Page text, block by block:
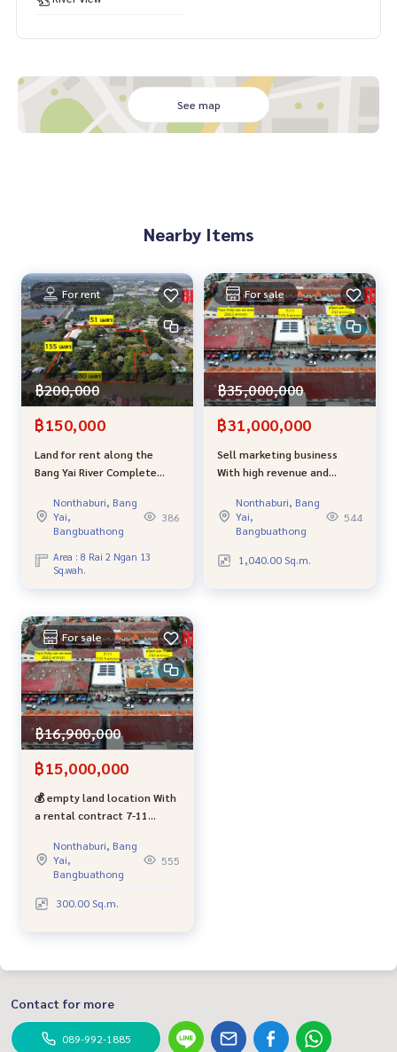
* ห่าง มหาวิทยาลัยมหิดล เพียง 7.4 กม.
📍 แผนที่:
https://maps.app.goo.gl/ZCTTiXUrnhrPpmUa9
💰 ราคาขายรวมสิ่งปลูกสร้างทั้งหมด 99,000,000 บาท
#ที่ดินติดแม่น้ำ #ที่ดินบางใหญ่ #ที่ดินริมแม่น้ำ #WellnessRe
ารลงทุน #ที่ดินแปลงใหญ่ #BestPropertyCenter #รับฝากขา
ยอสังหาริมทรัพย์ #ผู้เชี่ยวชาญงานขายอสังหาริมทรัพย์ #อยาก
ขายอสังหาฯให้โอ๋ช่วยขายง่ายกว่า
See map
Nearby Items
For rent
฿200,000
฿150,000
Land for rent along the
Bang Yai River Complete
Wellness / Resort or rental
house, width next to the
river, 80 meters.
Nonthaburi, Bang
Yai,
Bangbuathong
386
Area : 8 Rai 2 Ngan 13
Sq.wah.
For sale
฿35,000,000
฿31,000,000
Sell ​​marketing business
With high revenue and
Stalls near Kasinthorn St.
Peter School
Nonthaburi, Bang
Yai,
Bangbuathong
544
1,040.00 Sq.m.
For sale
฿16,900,000
฿15,000,000
💰 empty land location With
a rental contract 7-11
Village. 💰 Get a long
continuous property: with
tenants 7-11.
Nonthaburi, Bang
Yai,
Bangbuathong
555
300.00 Sq.m.
Contact for more
089-992-1885